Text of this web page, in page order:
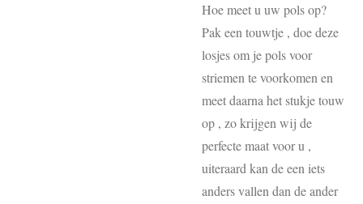
Hoe meet u uw pols op?
Pak een touwtje , doe deze
losjes om je pols voor
striemen te voorkomen en
meet daarna het stukje touw
op , zo krijgen wij de
perfecte maat voor u ,
uiteraard kan de een iets
anders vallen dan de ander